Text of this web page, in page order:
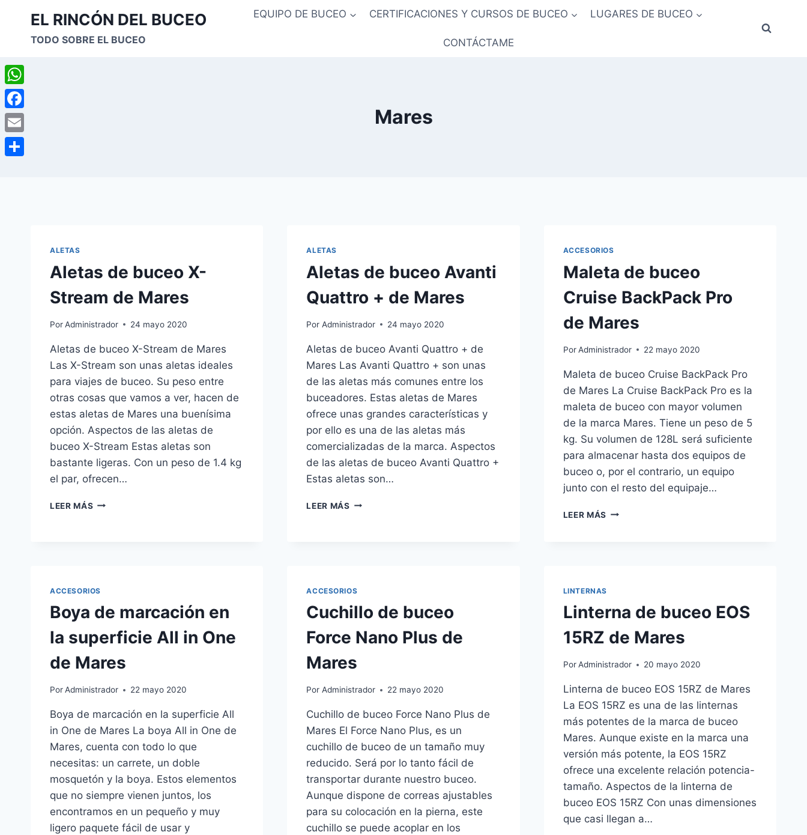
contenido
EL RINCÓN DEL BUCEO
TODO SOBRE EL BUCEO
EQUIPO DE BUCEO CERTIFICACIONES Y CURSOS DE BUCEO LUGARES DE BUCEO
CONTÁCTAME
Mares
ALETAS
Aletas de buceo X-
Stream de Mares
PorAdministrador 24 mayo 2020
Aletas de buceo X-Stream de Mares
Las X-Stream son unas aletas ideales
para viajes de buceo. Su peso entre
otras cosas que vamos a ver, hacen de
estas aletas de Mares una buenísima
opción. Aspectos de las aletas de
buceo X-Stream Estas aletas son
bastante ligeras. Con un peso de 1.4 kg
el par, ofrecen…
LEER MÁS ALETAS
ALETAS
Aletas de buceo Avanti
Quattro + de Mares
Por Administrador 24 mayo 2020
Aletas de buceo Avanti Quattro + de
Mares Las Avanti Quattro + son unas
de las aletas más comunes entre los
buceadores. Estas aletas de Mares
ofrece unas grandes características y
por ello es una de las aletas más
comercializadas de la marca. Aspectos
de las aletas de buceo Avanti Quattro +
Estas aletas son…
LEER MÁS ALETAS
MARES
ACCESORIOS
Maleta de buceo
Cruise BackPack Pro
de Mares
Por Administrador 22 mayo 2020
Maleta de buceo Cruise BackPack Pro
de Mares La Cruise BackPack Pro es la
maleta de buceo con mayor volumen
de la marca Mares. Tiene un peso de 5
kg. Su volumen de 128L será suficiente
para almacenar hasta dos equipos de
buceo o, por el contrario, un equipo
junto con el resto del equipaje…
LEER MÁS MALETA
ACCESORIOS
Boya de marcación en
la superficie All in One
de Mares
PorAdministrador 22 mayo 2020
Boya de marcación en la superficie All
in One de Mares La boya All in One de
Mares, cuenta con todo lo que
necesitas: un carrete, un doble
mosquetón y la boya. Estos elementos
que no siempre vienen juntos, los
encontramos en un pequeño y muy
ligero paquete fácil de usar y
ACCESORIOS
Cuchillo de buceo
Force Nano Plus de
Mares
Por Administrador 22 mayo 2020
Cuchillo de buceo Force Nano Plus de
Mares El Force Nano Plus, es un
cuchillo de buceo de un tamaño muy
reducido. Será por lo tanto fácil de
transportar durante nuestro buceo.
Aunque dispone de correas ajustables
para su colocación en la pierna, este
cuchillo se puede acoplar en los
LINTERNAS
Linterna de buceo EOS
15RZ de Mares
Por Administrador 20 mayo 2020
Linterna de buceo EOS 15RZ de Mares
La EOS 15RZ es una de las linternas
más potentes de la marca de buceo
Mares. Aunque existe en la marca una
versión más potente, la EOS 15RZ
ofrece una excelente relación potencia-
tamaño. Aspectos de la linterna de
buceo EOS 15RZ Con unas dimensiones
que casi llegan a…
WhatsApp
Facebook
Email